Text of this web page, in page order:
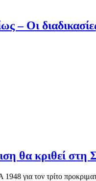
– Οι
θα κριθεί στη
για τον τρίτο